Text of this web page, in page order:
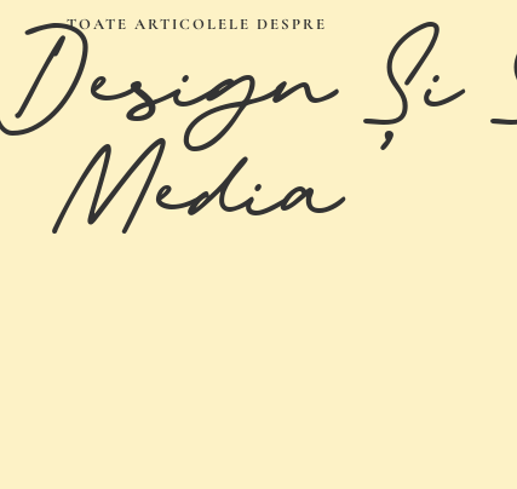
TOATE ARTICOLELE DESPRE Și
Media